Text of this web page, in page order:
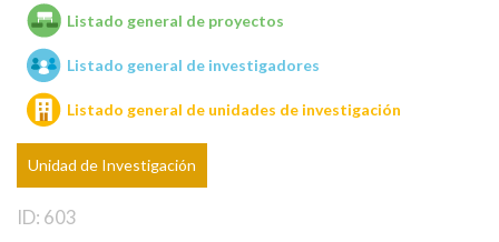
Unidades de investigación
Listado general de proyectos
Listado general de investigadores
Listado general de unidades de investigación
Unidad de Investigación
ID: 603